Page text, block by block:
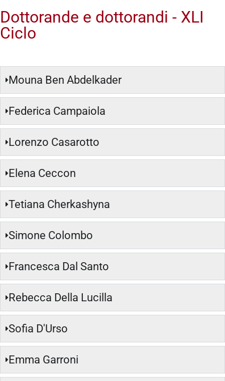
Dottorande e dottorandi - XLI
Ciclo
Mouna Ben Abdelkader
Federica Campaiola
Lorenzo Casarotto
Elena Ceccon
Tetiana Cherkashyna
Simone Colombo
Francesca Dal Santo
Rebecca Della Lucilla
Sofia D'Urso
Emma Garroni